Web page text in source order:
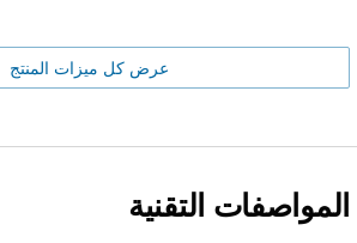
عرض كل ميزات المنتج
المواصفات التقنية